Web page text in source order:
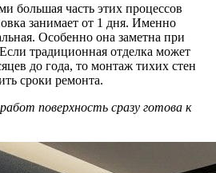
большая часть этих процессов
занимает от 1 дня. Именно
Особенно она заметна при
традиционная отделка может
до года, то монтаж тихих стен
сроки ремонта.
поверхность сразу готова к